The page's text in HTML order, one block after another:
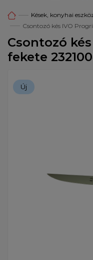
Kések, konyhai
Csontozó kés IVO
Csontozó
fekete
Új